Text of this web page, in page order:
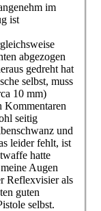
im
ist
abgezogen
gedreht hat
selbst, muss
10 mm)
Kommentaren
seitig
und
leider fehlt, ist
hatte
Augen
Reflexvisier als
guten
selbst.